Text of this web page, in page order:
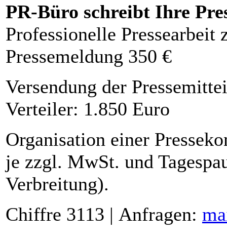
PR-Büro schreibt Ihre
Professionelle Pressearbeit
Pressemeldung 350 €
Versendung der
Verteiler: 1.850 Euro
Organisation einer
je zzgl. MwSt. und
Verbreitung).
Chiffre 3113 | Anfragen: